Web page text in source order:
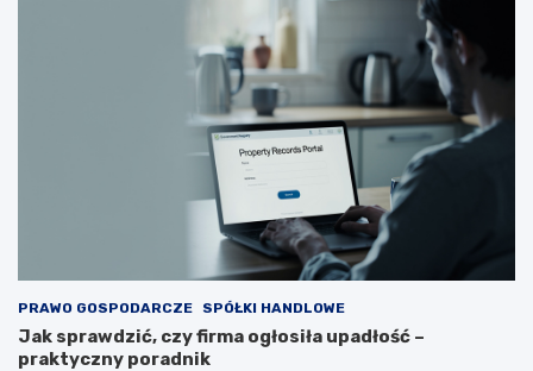
PRAWO GOSPODARCZE SPÓŁKI HANDLOWE
Jak sprawdzić, czy firma ogłosiła upadłość –
praktyczny poradnik